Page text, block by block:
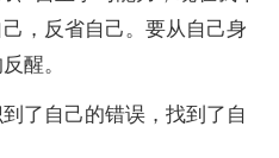
，反省自己。要从自己身
醒。
自己的错误，找到了自